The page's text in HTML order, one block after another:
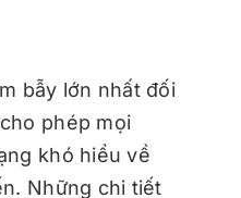
bẫy lớn nhất đối
phép mọi
khó hiểu về
Những chi tiết